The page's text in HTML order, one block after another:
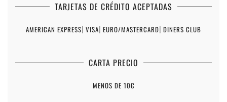
TARJETAS DE CRÉDITO ACEPTADAS
AMERICAN EXPRESS| VISA| EURO/MASTERCARD| DINERS CLUB
CARTA PRECIO
MENOS DE 10€